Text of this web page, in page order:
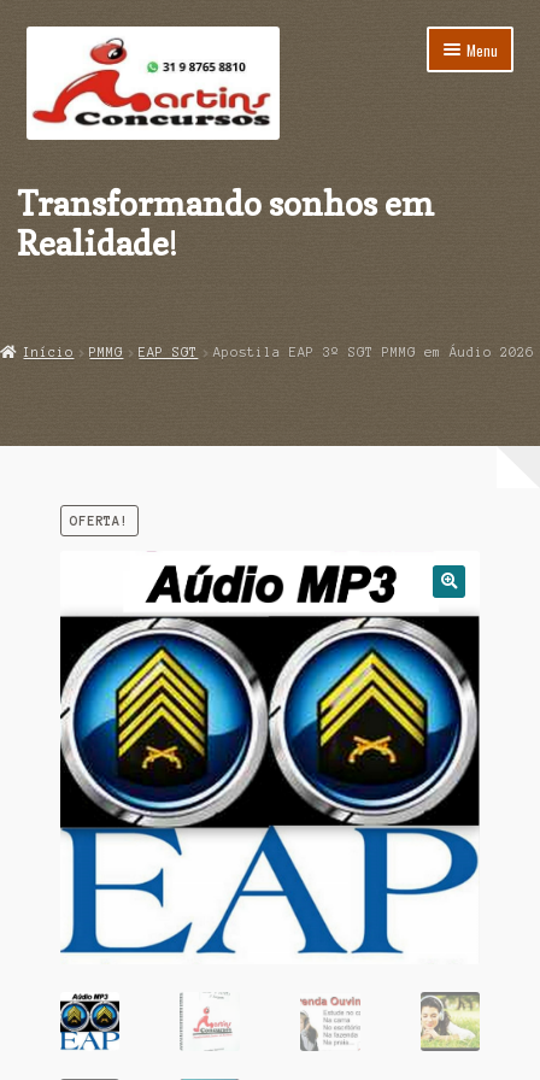
navegação
conteúdo
Menu
Carrinho
Transformando sonhos em
Realidade!
Início PMMG EAP SGT Apostila EAP 3º SGT PMMG em Áudio 2026
OFERTA!